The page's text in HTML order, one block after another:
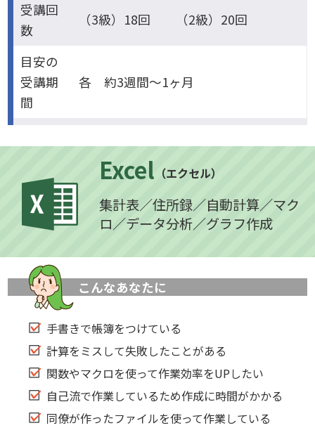
受講回
数
（3級）18回 （2級）20回
目安の
受講期
間
各 約3週間～1ヶ月
Excel （エクセル）
集計表／住所録／自動計算／マク
ロ／データ分析／グラフ作成
こんなあなたに
手書きで帳簿をつけている
計算をミスして失敗したことがある
関数やマクロを使って作業効率をUPしたい
自己流で作業しているため作成に時間がかかる
同僚が作ったファイルを使って作業している